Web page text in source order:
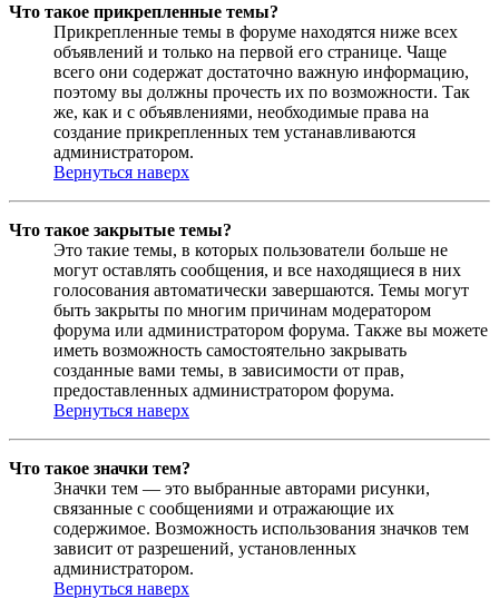
Что такое прикрепленные темы?
Прикрепленные темы в форуме находятся ниже всех
объявлений и только на первой его странице. Чаще
всего они содержат достаточно важную информацию,
поэтому вы должны прочесть их по возможности. Так
же, как и с объявлениями, необходимые права на
создание прикрепленных тем устанавливаются
администратором.
Вернуться наверх
Что такое закрытые темы?
Это такие темы, в которых пользователи больше не
могут оставлять сообщения, и все находящиеся в них
голосования автоматически завершаются. Темы могут
быть закрыты по многим причинам модератором
форума или администратором форума. Также вы можете
иметь возможность самостоятельно закрывать
созданные вами темы, в зависимости от прав,
предоставленных администратором форума.
Вернуться наверх
Что такое значки тем?
Значки тем — это выбранные авторами рисунки,
связанные с сообщениями и отражающие их
содержимое. Возможность использования значков тем
зависит от разрешений, установленных
администратором.
Вернуться наверх